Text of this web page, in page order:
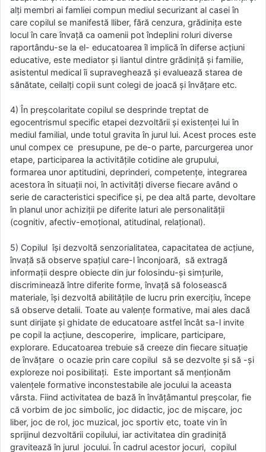
alţi membri ai famliei compun mediul securizant al casei în
care copilul se manifestă lliber, fără cenzura, grădiniţa este
locul în care învaţă ca oamenii pot îndeplini roluri diverse
raportându-se la el- educatoarea îl implică în diferse acţiuni
educative, este mediator şi liantul dintre grădiniţă şi familie,
asistentul medical îi supraveghează şi evaluează starea de
sănătate, ceilalţi copii sunt colegi de joacă şi învăţare etc.
4) În preșcolaritate copilul se desprinde treptat de
egocentrismul specific etapei dezvoltării şi existenţei lui în
mediul familial, unde totul gravita în jurul lui. Acest proces este
unul compex ce presupune, pe de-o parte, parcurgerea unor
etape, participarea la activităţile cotidine ale grupului,
formarea unor aptitudini, deprinderi, competenţe, integrarea
acestora în situaţii noi, în activităţi diverse fiecare având o
serie de caracteristici specifice şi, pe dea altă parte, devoltare
în planul unor achiziţii pe diferite laturi ale personalităţii
(cognitiv, afectiv-emoţional, atitudinal, relaţional).
5) Copilul îşi dezvoltă senzorialitatea, capacitatea de acţiune,
învaţă să observe spaţiul care-l înconjoară, să extragă
informaţii despre obiecte din jur folosindu-şi simţurile,
discriminează între diferite forme, învaţă să folosească
materiale, îşi dezvoltă abilităţile de lucru prin exerciţiu, începe
să observe detalii. Toate au valenţe formative, mai ales dacă
sunt dirijate şi ghidate de educatoare astfel încât sa-l invite
pe copil la acţiune, descoperire, implicare, participare,
explorare. Educatoarea trebuie să creeze din fiecare situaţie
de învăţare o ocazie prin care copilul să se dezvolte şi să -şi
exploreze noi posibilitaţi. Este important să menţionăm
valenţele formative inconstestabile ale jocului la aceasta
vârsta. Fiind activitatea de bază în învăţâmantul preşcolar, fie
că vorbim de joc simbolic, joc didactic, joc de mişcare, joc
liber, joc de rol, joc muzical, joc sportiv etc, toate vin în
sprijinul dezvoltării copilului, iar activitatea din gradiniţă
gravitează în jurul jocului. Ȋn cadrul acestor jocuri, copilul